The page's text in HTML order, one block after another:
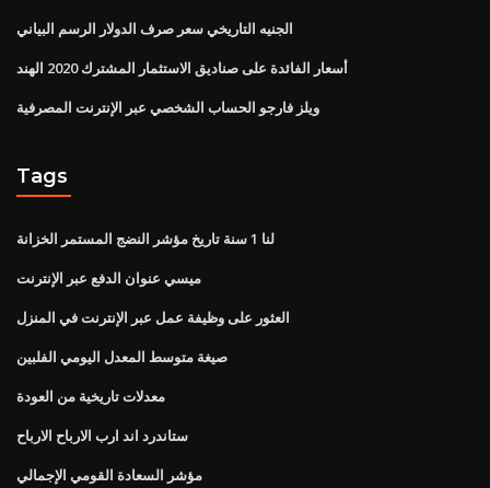
الجنيه التاريخي سعر صرف الدولار الرسم البياني
أسعار الفائدة على صناديق الاستثمار المشترك 2020 الهند
ويلز فارجو الحساب الشخصي عبر الإنترنت المصرفية
Tags
لنا 1 سنة تاريخ مؤشر النضج المستمر الخزانة
ميسي عنوان الدفع عبر الإنترنت
العثور على وظيفة عمل عبر الإنترنت في المنزل
صيغة متوسط ​​المعدل اليومي الفلبين
معدلات تاريخية من العودة
ستاندرد اند ارب الارباح الارباح
مؤشر السعادة القومي الإجمالي